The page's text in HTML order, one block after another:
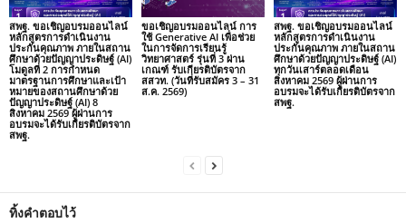
สพฐ. ขอเชิญอบรมออนไลน์
หลักสูตรการดำเนินงาน
ประกันคุณภาพ ภายในสถาน
ศึกษาด้วยปัญญาประดิษฐ์ (AI)
โมดูลที่ 2 การกำหนด
มาตรฐานการศึกษาและเป้า
หมายของสถานศึกษาด้วย
ปัญญาประดิษฐ์ (AI) 8
สิงหาคม 2569 ผู้ผ่านการ
อบรมจะได้รับเกียรติบัตรจาก
สพฐ.
ขอเชิญอบรมออนไลน์ การ
ใช้ Generative AI เพื่อช่วย
ในการจัดการเรียนรู้
วิทยาศาสตร์ รุ่นที่ 3 ผ่าน
เกณฑ์ รับเกียรติบัตรจาก
สสวท. (วันที่รับสมัคร 3 – 31
ส.ค. 2569)
สพฐ. ขอเชิญอบรมออนไลน์
หลักสูตรการดำเนินงาน
ประกันคุณภาพ ภายในสถาน
ศึกษาด้วยปัญญาประดิษฐ์ (AI)
ทุกวันเสาร์ตลอดเดือน
สิงหาคม 2569 ผู้ผ่านการ
อบรมจะได้รับเกียรติบัตรจาก
สพฐ.
ทิ้งคำตอบไว้